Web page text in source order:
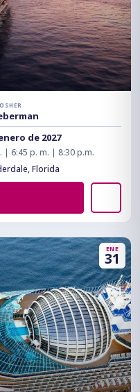
de 2027
| 6:45 p. m. | 8:30 p.m.
Florida
ENE
31